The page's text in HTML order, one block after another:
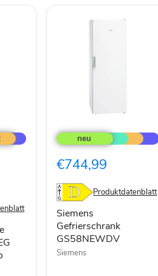
Gefrierschrank
GS58NEWDV
€744,99
Produktdatenblatt
Siemens
Gefrierschrank
GS58NEWDV
Siemens